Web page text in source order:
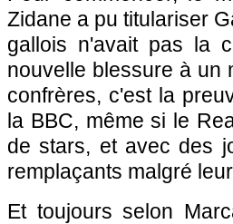
Zidane a pu titulariser
gallois n'avait pas la
nouvelle blessure à un
confrères, c'est la
la BBC, même si le
de stars, et avec des
remplaçants malgré
Et toujours selon